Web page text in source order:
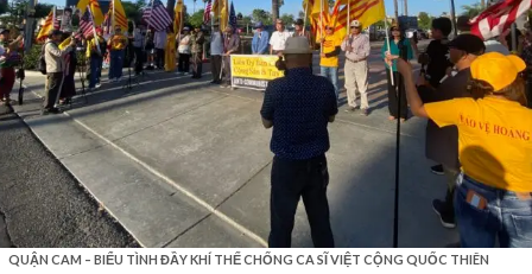
QUẬN CAM – BIỂU TÌNH ĐẦY KHÍ THẾ CHỐNG CA SĨ VIỆT CỘNG QUỐC THIÊN